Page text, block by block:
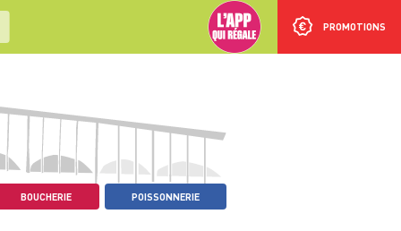
PROMOTIONS
BOUCHERIE POISSONNERIE